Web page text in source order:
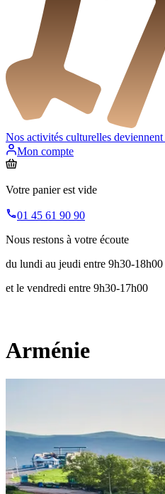
Nos activités culturelles deviennent
Mon compte
Votre panier est vide
01 45 61 90 90
Nous restons à votre écoute
du lundi au jeudi entre 9h30-18h00
et le vendredi entre 9h30-17h00
Arménie